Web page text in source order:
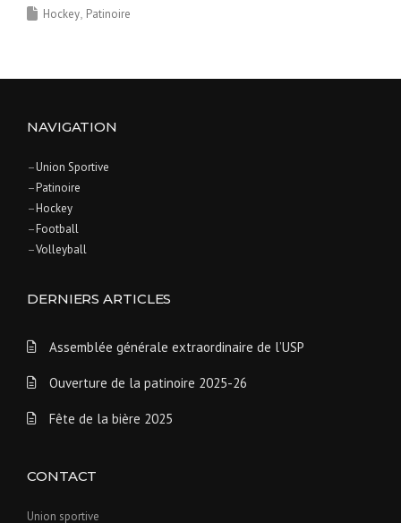
Hockey Patinoire
NAVIGATION
–Union Sportive
–Patinoire
–Hockey
–Football
–Volleyball
DERNIERS ARTICLES
Assemblée générale extraordinaire de l’USP
Ouverture de la patinoire 2025-26
Fête de la bière 2025
CONTACT
Union sportive